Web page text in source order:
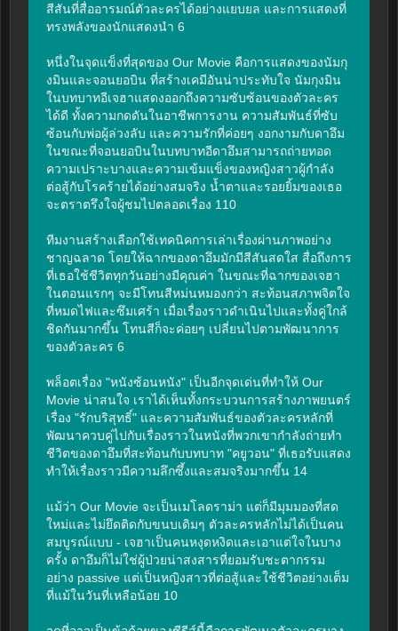
สีสันที่สื่ออารมณ์ตัวละครได้อย่างแยบยล และการแสดงที่
ทรงพลังของนักแสดงนำ 6
หนึ่งในจุดแข็งที่สุดของ Our Movie คือการแสดงของนัมกุ
งมินและจอนยอบิน ที่สร้างเคมีอันน่าประทับใจ นัมกุงมิน
ในบทบาทอีเจฮาแสดงออกถึงความซับซ้อนของตัวละคร
ได้ดี ทั้งความกดดันในอาชีพการงาน ความสัมพันธ์ที่ซับ
ซ้อนกับพ่อผู้ล่วงลับ และความรักที่ค่อยๆ งอกงามกับดาอึม
ในขณะที่จอนยอบินในบทบาทอีดาอึมสามารถถ่ายทอด
ความเปราะบางและความเข้มแข็งของหญิงสาวผู้กำลัง
ต่อสู้กับโรคร้ายได้อย่างสมจริง น้ำตาและรอยยิ้มของเธอ
จะตราตรึงใจผู้ชมไปตลอดเรื่อง 110
ทีมงานสร้างเลือกใช้เทคนิคการเล่าเรื่องผ่านภาพอย่าง
ชาญฉลาด โดยให้ฉากของดาอึมมักมีสีสันสดใส สื่อถึงการ
ที่เธอใช้ชีวิตทุกวันอย่างมีคุณค่า ในขณะที่ฉากของเจฮา
ในตอนแรกๆ จะมีโทนสีหม่นหมองกว่า สะท้อนสภาพจิตใจ
ที่หมดไฟและซึมเศร้า เมื่อเรื่องราวดำเนินไปและทั้งคู่ใกล้
ชิดกันมากขึ้น โทนสีก็จะค่อยๆ เปลี่ยนไปตามพัฒนาการ
ของตัวละคร 6
พล็อตเรื่อง "หนังซ้อนหนัง" เป็นอีกจุดเด่นที่ทำให้ Our
Movie น่าสนใจ เราได้เห็นทั้งกระบวนการสร้างภาพยนตร์
เรื่อง "รักบริสุทธิ์" และความสัมพันธ์ของตัวละครหลักที่
พัฒนาควบคู่ไปกับเรื่องราวในหนังที่พวกเขากำลังถ่ายทำ
ชีวิตของดาอึมที่สะท้อนกับบทบาท "คยูวอน" ที่เธอรับแสดง
ทำให้เรื่องราวมีความลึกซึ้งและสมจริงมากขึ้น 14
แม้ว่า Our Movie จะเป็นเมโลดราม่า แต่ก็มีมุมมองที่สด
ใหม่และไม่ยึดติดกับขนบเดิมๆ ตัวละครหลักไม่ได้เป็นคน
สมบูรณ์แบบ - เจฮาเป็นคนหงุดหงิดและเอาแต่ใจในบาง
ครั้ง ดาอึมก็ไม่ใช่ผู้ป่วยน่าสงสารที่ยอมรับชะตากรรม
อย่าง passive แต่เป็นหญิงสาวที่ต่อสู้และใช้ชีวิตอย่างเต็ม
ที่แม้ในวันที่เหลือน้อย 10